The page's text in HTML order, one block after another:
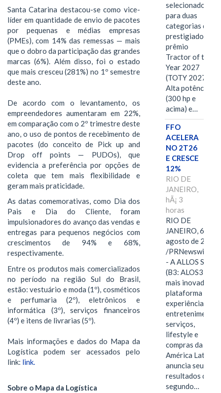
Santa Catarina destacou-se como vice-
líder em quantidade de envio de pacotes
por pequenas e médias empresas
(PMEs), com 14% das remessas — mais
que o dobro da participação das grandes
marcas (6%). Além disso, foi o estado
que mais cresceu (281%) no 1º semestre
deste ano.
De acordo com o levantamento, os
empreendedores aumentaram em 22%,
em comparação com o 2º trimestre deste
ano, o uso de pontos de recebimento de
pacotes (do conceito de Pick up and
Drop off points — PUDOs), que
evidencia a preferência por opções de
coleta que tem mais flexibilidade e
geram mais praticidade.
As datas comemorativas, como Dia dos
Pais e Dia do Cliente, foram
impulsionadores do avanço das vendas e
entregas para pequenos negócios com
crescimentos de 94% e 68%,
respectivamente.
Entre os produtos mais comercializados
no período na região Sul do Brasil,
estão: vestuário e moda (1º), cosméticos
e perfumaria (2º), eletrônicos e
informática (3º), serviços financeiros
(4º) e itens de livrarias (5º).
Mais informações e dados do Mapa da
Logística podem ser acessados pelo
link: link.
Sobre o Mapa da Logística
selecionado
para duas
categorias do
prestigiado
prêmio
Tractor of the
Year 2027
(TOTY 2027:
Alta potência
(300 hp e
acima) e…
FFO
ACELERA
NO 2T26
E CRESCE
12%
RIO DE
JANEIRO,
hÃ¡ 3
horas
RIO DE
JANEIRO, 6 de
agosto de 2026
/PRNewswire/ -
- A ALLOS S.A.
(B3: ALOS3), a
mais inovadora
plataforma de
experiências,
entretenimento,
serviços,
lifestyle e
compras da
América Latina
anuncia seus
resultados do
segundo…